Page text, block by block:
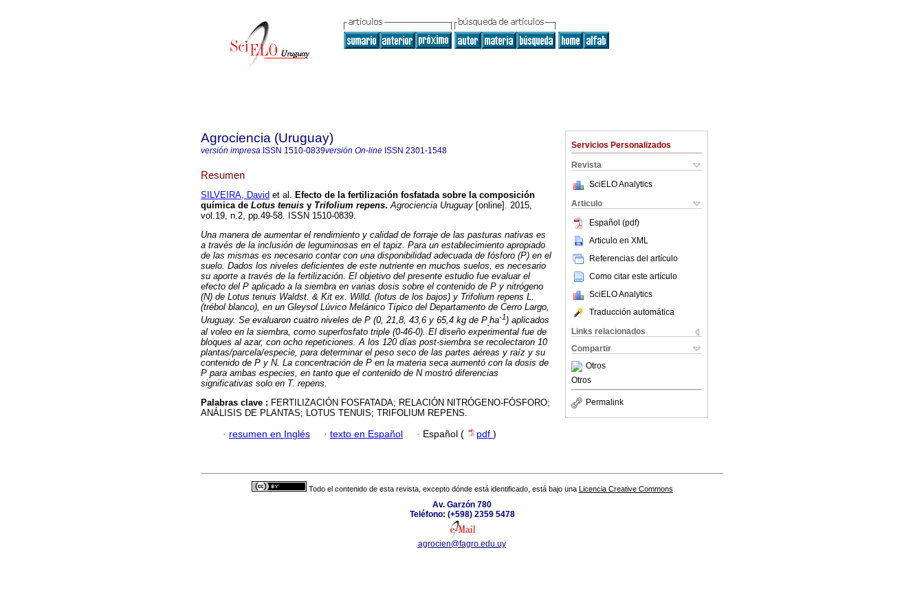
Servicios Personalizados
Revista
SciELO Analytics
Articulo
Español (pdf)
Articulo en XML
Referencias del artículo
Como citar este artículo
SciELO Analytics
Traducción automática
Links relacionados
Compartir
Otros
Otros
Permalink
Agrociencia (Uruguay)
versión impresa ISSN 1510-0839versión On-line ISSN 2301-1548
Resumen
SILVEIRA, David et al. Efecto de la fertilización fosfatada sobre la composición
química de Lotus tenuis y Trifolium repens. Agrociencia Uruguay [online]. 2015,
vol.19, n.2, pp.49-58. ISSN 1510-0839.
Una manera de aumentar el rendimiento y calidad de forraje de las pasturas nativas es
a través de la inclusión de leguminosas en el tapiz. Para un establecimiento apropiado
de las mismas es necesario contar con una disponibilidad adecuada de fósforo (P) en el
suelo. Dados los niveles deficientes de este nutriente en muchos suelos, es necesario
su aporte a través de la fertilización. El objetivo del presente estudio fue evaluar el
efecto del P aplicado a la siembra en varias dosis sobre el contenido de P y nitrógeno
(N) de Lotus tenuis Waldst. & Kit ex. Willd. (lotus de los bajos) y Trifolium repens L.
(trébol blanco), en un Gleysol Lúvico Melánico Típico del Departamento de Cerro Largo,
Uruguay. Se evaluaron cuatro niveles de P (0, 21,8, 43,6 y 65,4 kg de P ha-1) aplicados
al voleo en la siembra, como superfosfato triple (0-46-0). El diseño experimental fue de
bloques al azar, con ocho repeticiones. A los 120 días post-siembra se recolectaron 10
plantas/parcela/especie, para determinar el peso seco de las partes aéreas y raíz y su
contenido de P y N. La concentración de P en la materia seca aumentó con la dosis de
P para ambas especies, en tanto que el contenido de N mostró diferencias
significativas solo en T. repens.
Palabras clave : FERTILIZACIÓN FOSFATADA; RELACIÓN NITRÓGENO-FÓSFORO;
ANÁLISIS DE PLANTAS; LOTUS TENUIS; TRIFOLIUM REPENS.
· resumen en Inglés · texto en Español · Español ( pdf )
Todo el contenido de esta revista, excepto dónde está identificado, está bajo una Licencia Creative Commons
Av. Garzón 780
Teléfono: (+598) 2359 5478
agrocien@fagro.edu.uy